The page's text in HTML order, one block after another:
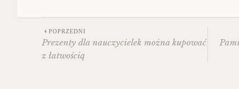
Zobacz
POPRZEDNI
Prezenty dla nauczycielek można kupować
z łatwością